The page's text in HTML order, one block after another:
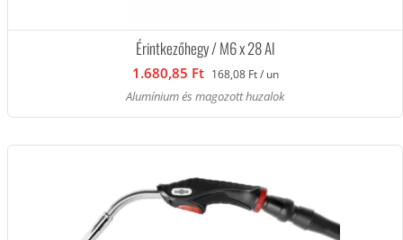
Érintkezőhegy / M6 x 28 Al
1.680,85 Ft 168,08 Ft / un
Alumínium és magozott huzalok